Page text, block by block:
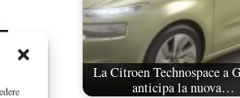
La Citroen Technospace a
anticipa la nuova…